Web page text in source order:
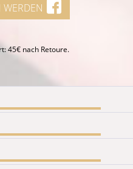
WERDEN
45€ nach Retoure.